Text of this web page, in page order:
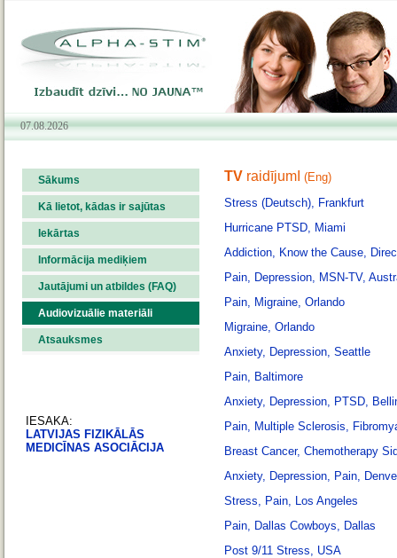
07.08.2026
Sākums
Kā lietot, kādas ir sajūtas
Iekārtas
Informācija mediķiem
Jautājumi un atbildes (FAQ)
Audiovizuālie materiāli
Atsauksmes
IESAKA:
LATVIJAS FIZIKĀLĀS
MEDICĪNAS ASOCIĀCIJA
TV raidījumI (Eng)
Stress (Deutsch), Frankfurt
Hurricane PTSD, Miami
Addiction, Know the Cause,
Pain, Depression, MSN-TV,
Pain, Migraine, Orlando
Migraine, Orlando
Anxiety, Depression, Seattle
Pain, Baltimore
Anxiety, Depression, PTSD,
Pain, Multiple Sclerosis,
Breast Cancer, Chemotherapy
Anxiety, Depression, Pain,
Stress, Pain, Los Angeles
Pain, Dallas Cowboys, Dallas
Post 9/11 Stress, USA